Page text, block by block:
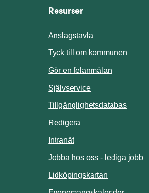
Resurser
Anslagstavla
Tyck till om kommunen Länk
Gör en felanmälan
SjälvserviceLänk till annan
TillgänglighetsdatabasLänk
Redigera
IntranätLänk till annan
Jobba hos oss - lediga jobb
Lidköpingskartan